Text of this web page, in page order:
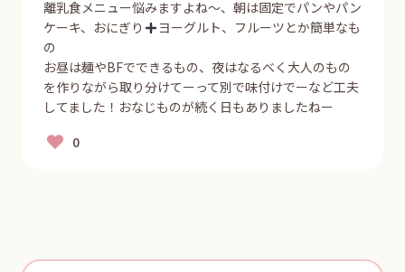
離乳食メニュー悩みますよね〜、朝は固定でパンやパン
ケーキ、おにぎり
ヨーグルト、フルーツとか簡単なも
の
お昼は麺やBFでできるもの、夜はなるべく大人のもの
を作りながら取り分けてーって別で味付けでーなど工夫
してました！おなじものが続く日もありましたねー